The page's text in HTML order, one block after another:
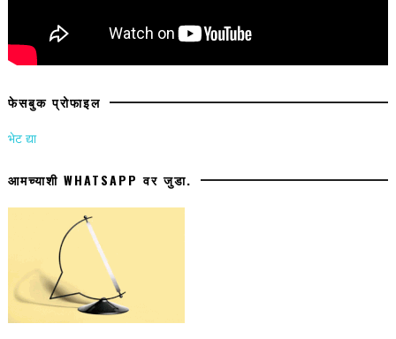
फेसबुक प्रोफाइल
भेट द्या
आमच्याशी WHATSAPP वर जुडा.